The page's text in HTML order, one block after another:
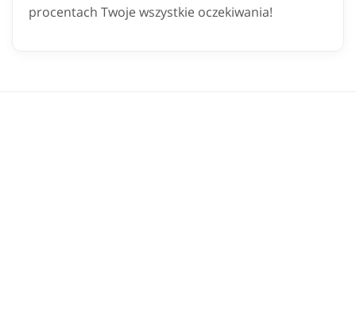
procentach Twoje wszystkie oczekiwania!